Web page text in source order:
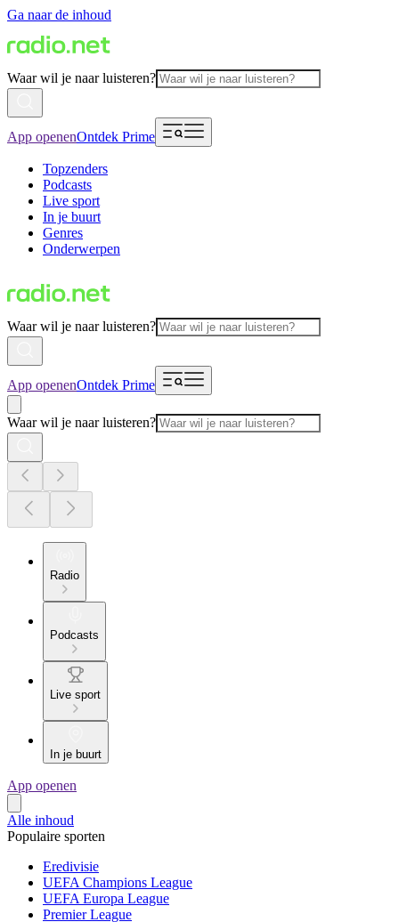
Ga naar de inhoud
Waar wil je naar luisteren?
App openenOntdek Prime
Topzenders
Podcasts
Live sport
In je buurt
Genres
Onderwerpen
Waar wil je naar luisteren?
App openenOntdek Prime
Waar wil je naar luisteren?
Radio
Podcasts
Live sport
In je buurt
App openen
Alle inhoud
Populaire sporten
Eredivisie
UEFA Champions League
UEFA Europa League
Premier League